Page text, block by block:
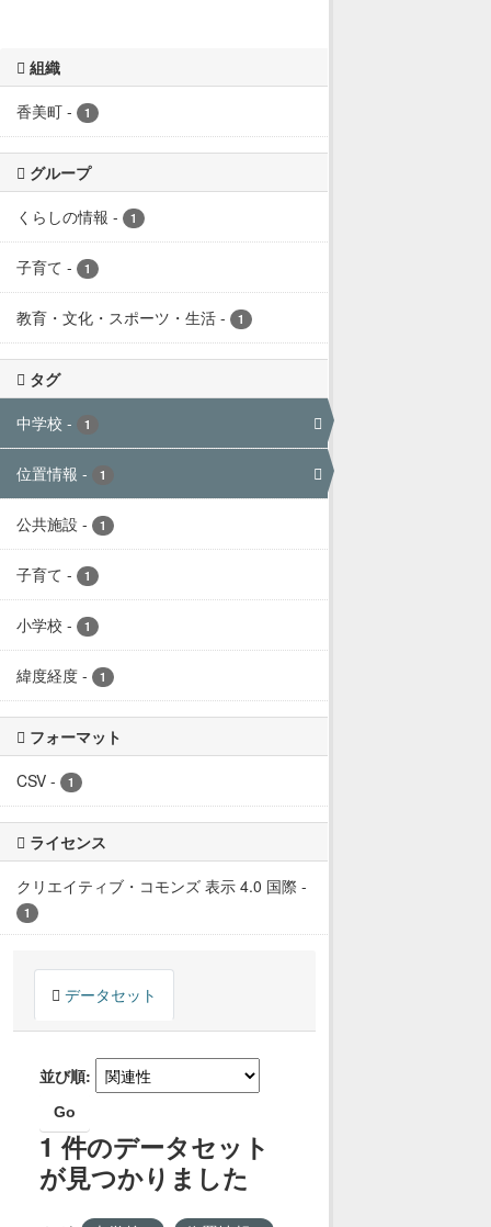
組織
香美町 - 1
グループ
くらしの情報 - 1
子育て - 1
教育・文化・スポーツ・生活 - 1
タグ
中学校 - 1
位置情報 - 1
公共施設 - 1
子育て - 1
小学校 - 1
緯度経度 - 1
フォーマット
CSV - 1
ライセンス
クリエイティブ・コモンズ 表示 4.0 国際 -
1
データセット
並び順
Go
1 件のデータセット
が見つかりました